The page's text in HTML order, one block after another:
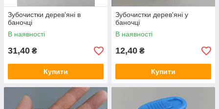
Зубочистки дерев'яні в
баночці
В наявності
31,40 ₴
Купити
Зубочистки дерев'яні у
баночці
В наявності
12,40 ₴
Купити